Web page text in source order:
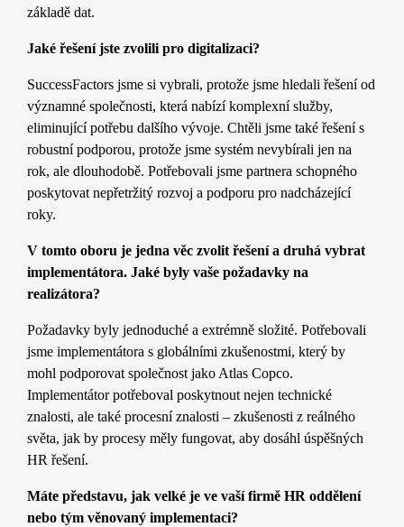
základě dat.
Jaké řešení jste zvolili pro digitalizaci?
SuccessFactors jsme si vybrali, protože jsme hledali řešení od
významné společnosti, která nabízí komplexní služby,
eliminující potřebu dalšího vývoje. Chtěli jsme také řešení s
robustní podporou, protože jsme systém nevybírali jen na
rok, ale dlouhodobě. Potřebovali jsme partnera schopného
poskytovat nepřetržitý rozvoj a podporu pro nadcházející
roky.
V tomto oboru je jedna věc zvolit řešení a druhá vybrat
implementátora. Jaké byly vaše požadavky na
realizátora?
Požadavky byly jednoduché a extrémně složité. Potřebovali
jsme implementátora s globálními zkušenostmi, který by
mohl podporovat společnost jako Atlas Copco.
Implementátor potřeboval poskytnout nejen technické
znalosti, ale také procesní znalosti – zkušenosti z reálného
světa, jak by procesy měly fungovat, aby dosáhl úspěšných
HR řešení.
Máte představu, jak velké je ve vaší firmě HR oddělení
nebo tým věnovaný implementaci?